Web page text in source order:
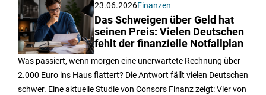
23.06.2026Finanzen
Das Schweigen über Geld hat
seinen Preis: Vielen Deutschen
fehlt der finanzielle Notfallplan
Was passiert, wenn morgen eine unerwartete Rechnung über
2.000 Euro ins Haus flattert? Die Antwort fällt vielen Deutschen
schwer. Eine aktuelle Studie von Consors Finanz zeigt: Vier von